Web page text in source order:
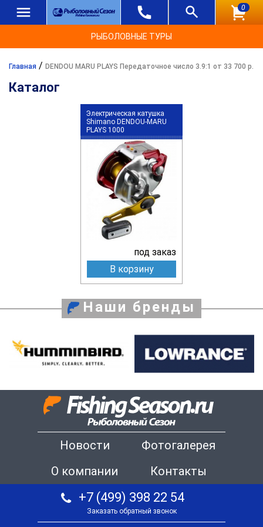
0
РЫБОЛОВНЫЕ ТУРЫ
Главная / DENDOU MARU PLAYS Передаточное число 3.9:1 от 33 700 р.
Каталог
Электрическая катушка
Shimano DENDOU-MARU
PLAYS 1000
под заказ
В корзину
Наши бренды
Новости
Фотогалерея
О компании
Контакты
+7 (499) 398 22 54
Заказать обратный звонок